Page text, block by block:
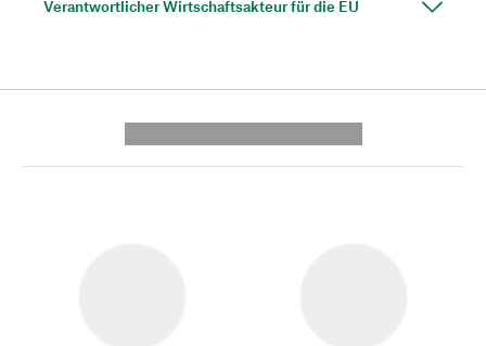
Verantwortlicher Wirtschaftsakteur für die EU